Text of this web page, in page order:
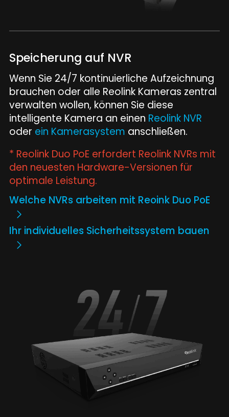
Speicherung auf NVR
Wenn Sie 24/7 kontinuierliche Aufzeichnung
brauchen oder alle Reolink Kameras zentral
verwalten wollen, können Sie diese
intelligente Kamera an einen Reolink NVR
oder ein Kamerasystem anschließen.
* Reolink Duo PoE erfordert Reolink NVRs mit
den neuesten Hardware-Versionen für
optimale Leistung.
Welche NVRs arbeiten mit Reoink Duo PoE
Ihr individuelles Sicherheitssystem bauen